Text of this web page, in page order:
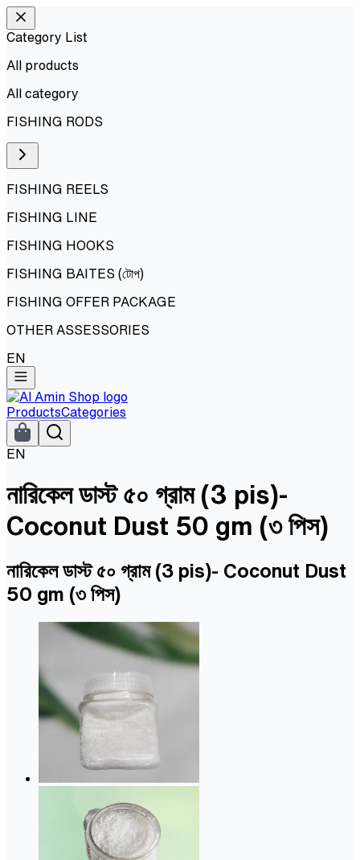
Category List
All products
All category
FISHING RODS
FISHING REELS
FISHING LINE
FISHING HOOKS
FISHING BAITES (টোপ)
FISHING OFFER PACKAGE
OTHER ASSESSORIES
EN
ProductsCategories
EN
নারিকেল ডাস্ট ৫০ গ্রাম (3 pis)-
Coconut Dust 50 gm (৩ পিস)
নারিকেল ডাস্ট ৫০ গ্রাম (3 pis)- Coconut Dust
50 gm (৩ পিস)